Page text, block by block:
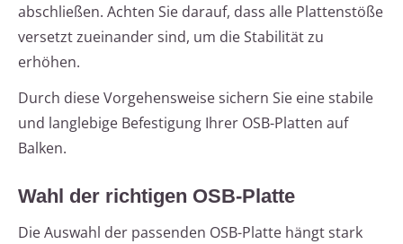
abschließen. Achten Sie darauf, dass alle Plattenstöße
versetzt zueinander sind, um die Stabilität zu
erhöhen.
Durch diese Vorgehensweise sichern Sie eine stabile
und langlebige Befestigung Ihrer OSB-Platten auf
Balken.
Wahl der richtigen OSB-Platte
Die Auswahl der passenden OSB-Platte hängt stark